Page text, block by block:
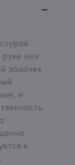
или
замочек
и
к